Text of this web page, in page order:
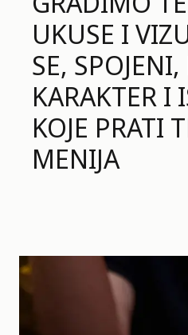
UKUSE I
SE,
KARAKTER I
KOJE PRATI
MENIJA